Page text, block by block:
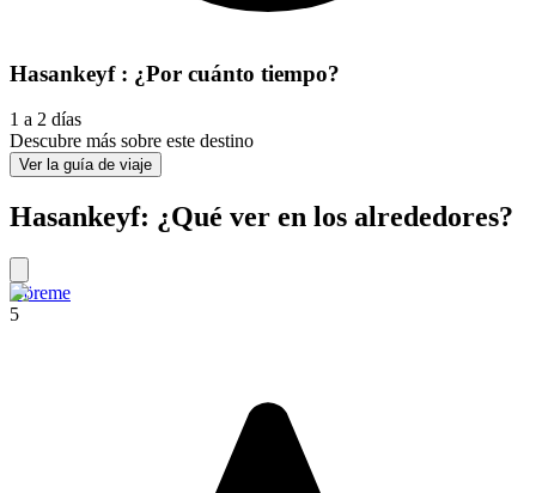
Hasankeyf : ¿Por cuánto tiempo?
1 a 2 días
Descubre más sobre este destino
Ver la guía de viaje
Hasankeyf: ¿Qué ver en los alrededores?
Göreme
5